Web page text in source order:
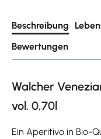
Beschreibung
Bewertungen
Walcher
vol. 0,70l
Ein Aperitivo in Bio-